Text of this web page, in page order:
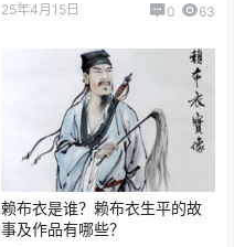
25年4月15日 0 63
赖布衣是谁？赖布衣生平的故
事及作品有哪些？